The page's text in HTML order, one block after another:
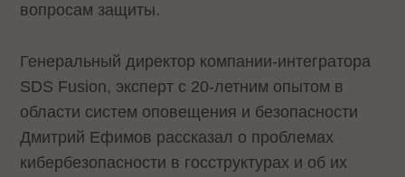
вопросам защиты.
Генеральный директор компании-интегратора
SDS Fusion, эксперт с 20-летним опытом в
области систем оповещения и безопасности
Дмитрий Ефимов рассказал о проблемах
кибербезопасности в госструктурах и об их